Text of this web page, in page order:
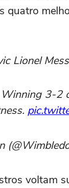
quatro
Lionel
3-2
voltam